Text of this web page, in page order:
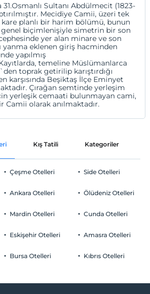
31.Osmanlı Sultanı Abdülmecit (1823-
Mecidiye Camii, üzeri tek
planlı bir harim bölümü, bunun
genel biçimlenişiyle simetrin bir son
yer alan minare ve son
yanma eklenen giriş hacminden
yapılmış
temeline Müslümanlarca
toprak getirilip karıştırdığı
karşısında Beşiktaş İlçe Eminyet
Çırağan semtinde yerleşim
yerleşik cemaati bulunmayan cami,
Camii olarak anılmaktadır.
Kış Tatili Kategoriler
Çeşme Otelleri
Ankara Otelleri
Mardin Otelleri
Eskişehir Otelleri
Bursa Otelleri
Side Otelleri
Ölüdeniz Otelleri
Cunda Otelleri
Amasra Otelleri
Kıbrıs Otelleri